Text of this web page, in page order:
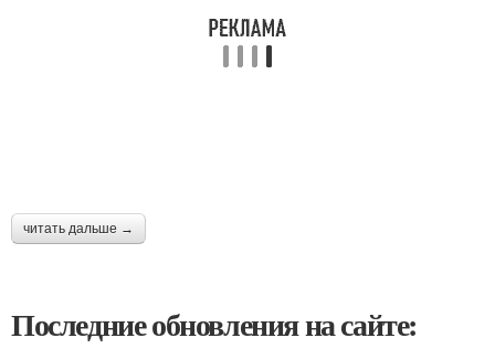
читать дальше →
Последние обновления на сайте: